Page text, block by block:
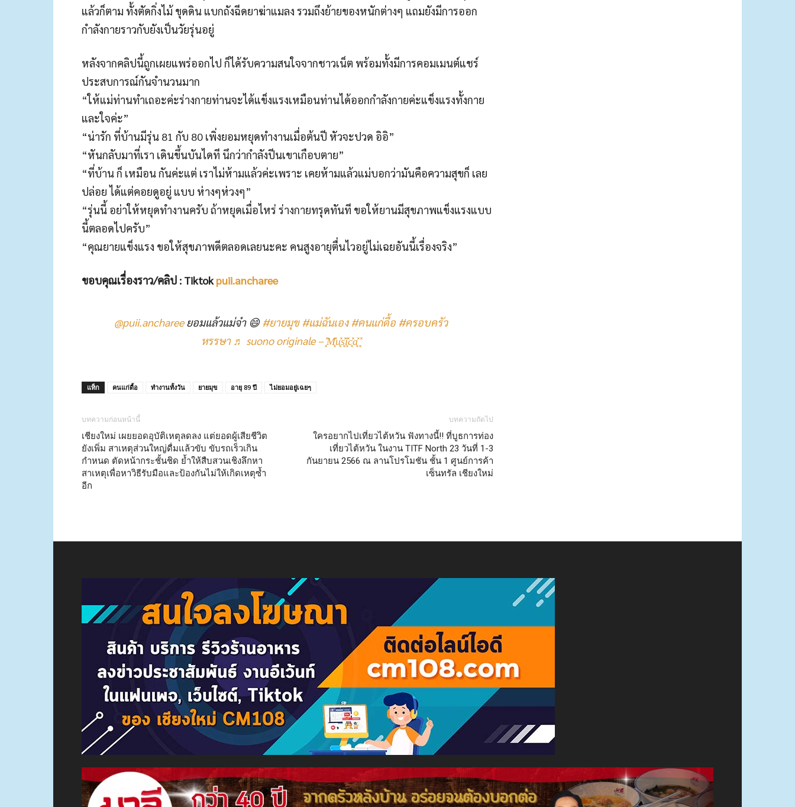
แล้วก็ตาม ทั้งตัดกิ่งไม้ ขุดดิน แบกถังฉีดยาฆ่าแมลง รวมถึงย้ายของหนักต่างๆ แถมยังมีการออก
กำลังกายราวกับยังเป็นวัยรุ่นอยู่
หลังจากคลิปนี้ถูกเผยแพร่ออกไป ก็ได้รับความสนใจจากชาวเน็ต พร้อมทั้งมีการคอมเมนต์แชร์
ประสบการณ์กันจำนวนมาก
“ให้แม่ท่านทำเถอะค่ะร่างกายท่านจะได้แข็งแรงเหมือนท่านได้ออกกำลังกายค่ะแข็งแรงทั้งกาย
และใจค่ะ”
“น่ารัก ที่บ้านมีรุ่น 81 กับ 80 เพิ่งยอมหยุดทำงานเมื่อต้นปี หัวจะปวด อิอิ”
“หันกลับมาที่เรา เดินขึ้นบันไดที นึกว่ากำลังปีนเขาเกือบตาย”
“ที่บ้าน ก็ เหมือน กันค่ะแต่ เราไม่ห้ามแล้วค่ะเพราะ เคยห้ามแล้วแม่บอกว่ามันคือความสุขก็ เลย
ปล่อย ได้แต่คอยดูอยู่ แบบ ห่างๆห่วงๆ”
“รุ่นนี้ อย่าให้หยุดทำงานครับ ถ้าหยุดเมื่อไหร่ ร่างกายทรุดทันที ขอให้ยานมีสุขภาพแข็งแรงแบบ
นี้ตลอดไปครับ”
“คุณยายแข็งแรง ขอให้สุขภาพดีตลอดเลยนะคะ คนสูงอายุตื่นไวอยู่ไม่เฉยอันนี้เรื่องจริง”
ขอบคุณเรื่องราว/คลิป : Tiktokpuii.ancharee
@puii.anchareeยอมแล้วแม่จ๋า 😄 #ยายมุข #แม่ฉันเอง #คนแก่ดื้อ #ครอบครัว
หรรษา ♬ suono originale – ͓̽M͓̽u͓̽s͓̽i͓̽c͓̽a͓̽ ͓̽
แท็ก คนแก่ดื้อ ทำงานทั้งวัน ยายมุข อายุ 89 ปี ไม่ยอมอยู่เฉยๆ
บทความก่อนหน้านี้
เชียงใหม่ เผยยอดอุบัติเหตุลดลง แต่ยอดผู้เสียชีวิต
ยังเพิ่ม สาเหตุส่วนใหญ่ดื่มแล้วขับ ขับรถเร็วเกิน
กำหนด ตัดหน้ากระชั้นชิด ย้ำให้สืบสวนเชิงลึกหา
สาเหตุเพื่อหาวิธีรับมือและป้องกันไม่ให้เกิดเหตุซ้ำ
อีก
บทความถัดไป
ใครอยากไปเที่ยวไต้หวัน ฟังทางนี้!! ที่บูธการท่อง
เที่ยวไต้หวัน ในงาน TITF North 23 วันที่ 1-3
กันยายน 2566 ณ ลานโปรโมชัน ชั้น 1 ศูนย์การค้า
เซ็นทรัล เชียงใหม่